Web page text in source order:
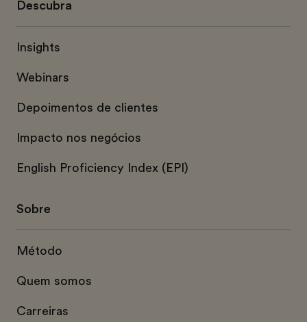
Descubra
Insights
Webinars
Depoimentos de clientes
Impacto nos negócios
English Proficiency Index (EPI)
Sobre
Método
Quem somos
Carreiras